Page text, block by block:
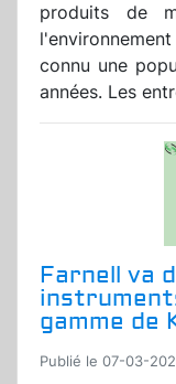
produits de
connu une
années. Les
Farnell va
gamme de
Publié le 07-03-